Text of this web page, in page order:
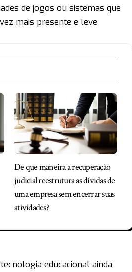
de jogos ou sistemas que
mais presente e leve
De que maneira a recuperação
judicial reestrutura as dívidas de
uma empresa sem encerrar suas
atividades?
educacional ainda